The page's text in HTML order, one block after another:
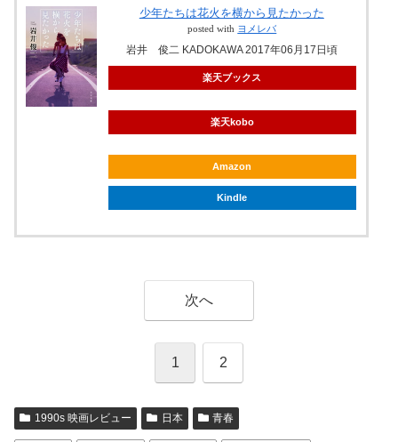
少年たちは花火を横から見たかった
posted with ヨメレバ
岩井 俊二 KADOKAWA 2017年06月17日頃
楽天ブックス
楽天kobo
Amazon
Kindle
次へ
1 2
1990s 映画レビュー 日本 青春